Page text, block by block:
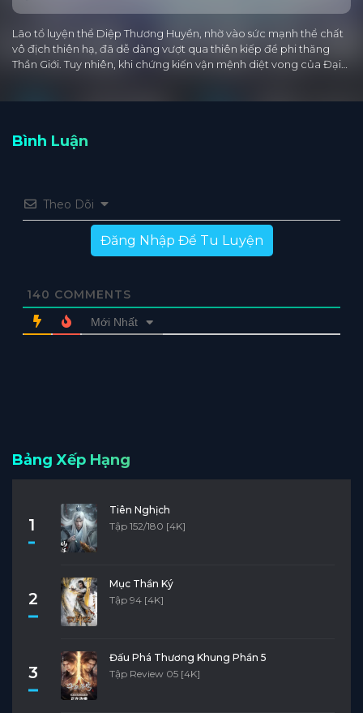
Lão tổ luyện thể Diệp Thương Huyền, nhờ vào sức mạnh thể chất
vô địch thiên hạ, đã dễ dàng vượt qua thiên kiếp để phi thăng
Thần Giới. Tuy nhiên, khi chứng kiến vận mệnh diệt vong của Đại…
Bình Luận
Theo Dõi
Đăng Nhập Để Tu Luyện
140 COMMENTS
Mới Nhất
Bảng Xếp Hạng
1
Tiên Nghịch
Tập 152/180 [4K]
2
Mục Thần Ký
Tập 94 [4K]
3
Đấu Phá Thương Khung Phần 5
Tập Review 05 [4K]